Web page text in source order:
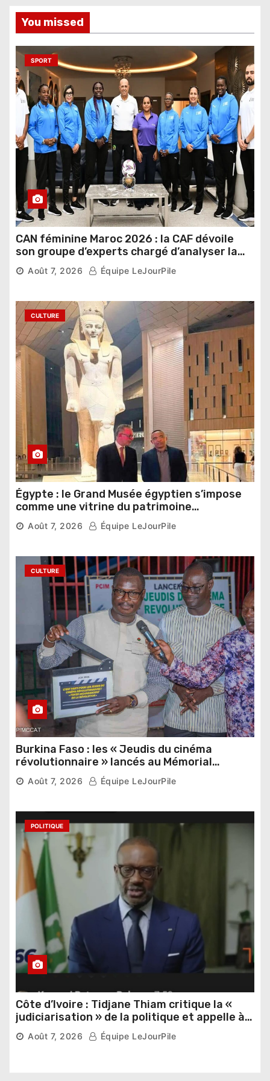
You missed
SPORT
CAN féminine Maroc 2026 : la CAF dévoile
son groupe d’experts chargé d’analyser la
compétition
Août 7, 2026 Équipe LeJourPile
CULTURE
Égypte : le Grand Musée égyptien s’impose
comme une vitrine du patrimoine
pharaonique auprès des dirigeants
étrangers
Août 7, 2026 Équipe LeJourPile
CULTURE
Burkina Faso : les « Jeudis du cinéma
révolutionnaire » lancés au Mémorial
Thomas Sankara
Août 7, 2026 Équipe LeJourPile
POLITIQUE
Côte d’Ivoire : Tidjane Thiam critique la «
judiciarisation » de la politique et appelle à
poursuivre l’apaisement
Août 7, 2026 Équipe LeJourPile